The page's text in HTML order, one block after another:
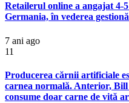
Retailerul online a angajat 4-
Germania, în vederea
7 ani ago
11
Producerea cărnii artificiale
carnea normală. Anterior, Bill
consume doar carne de vită